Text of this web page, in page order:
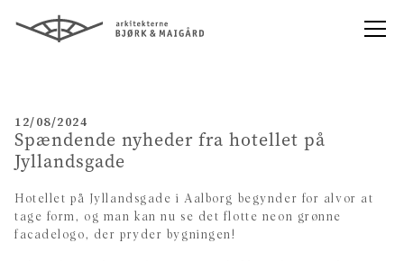
12/08/2024
Spændende nyheder fra hotellet på
Jyllandsgade
Hotellet på Jyllandsgade i Aalborg begynder for alvor at
tage form, og man kan nu se det flotte neon grønne
facadelogo, der pryder bygningen!